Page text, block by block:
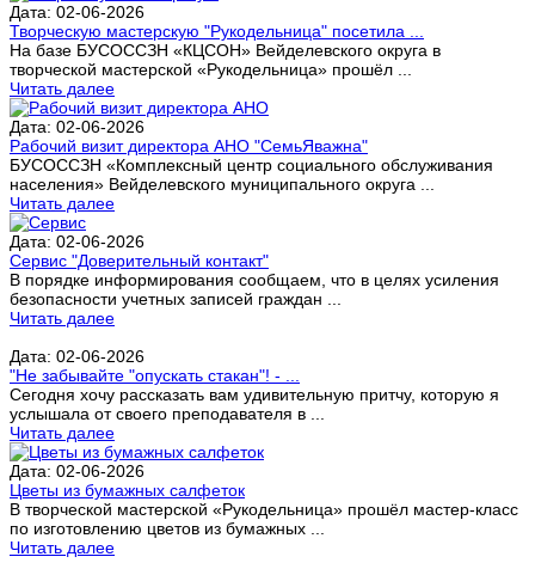
Дата: 02-06-2026
Творческую мастерскую "Рукодельница" посетила ...
На базе БУСОССЗН «КЦСОН» Вейделевского округа в
творческой мастерской «Рукодельница» прошёл ...
Читать далее
Дата: 02-06-2026
Рабочий визит директора АНО "СемьЯважна"
БУСОССЗН «Комплексный центр социального обслуживания
населения» Вейделевского муниципального округа ...
Читать далее
Дата: 02-06-2026
Сервис "Доверительный контакт"
В порядке информирования сообщаем, что в целях усиления
безопасности учетных записей граждан ...
Читать далее
Дата: 02-06-2026
"Не забывайте "опускать стакан"! - ...
Сегодня хочу рассказать вам удивительную притчу, которую я
услышала от своего преподавателя в ...
Читать далее
Дата: 02-06-2026
Цветы из бумажных салфеток
В творческой мастерской «Рукодельница» прошёл мастер-класс
по изготовлению цветов из бумажных ...
Читать далее